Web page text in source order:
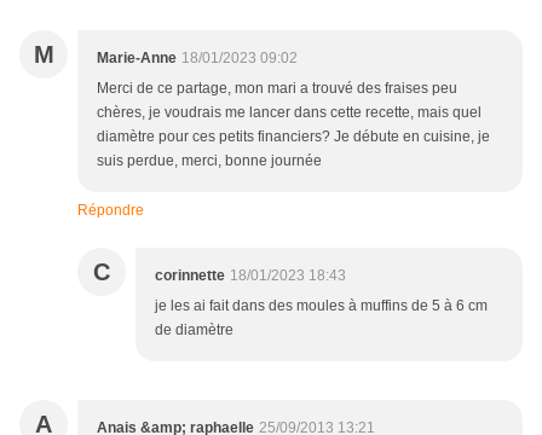
M Marie-Anne 18/01/2023 09:02
Merci de ce partage, mon mari a trouvé des fraises peu
chères, je voudrais me lancer dans cette recette, mais quel
diamètre pour ces petits financiers? Je débute en cuisine, je
suis perdue, merci, bonne journée
Répondre
C corinnette 18/01/2023 18:43
je les ai fait dans des moules à muffins de 5 à 6 cm
de diamètre
A Anais &amp; raphaelle 25/09/2013 13:21